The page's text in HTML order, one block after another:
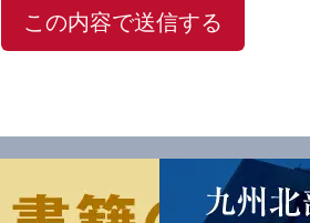
この内容で送信する